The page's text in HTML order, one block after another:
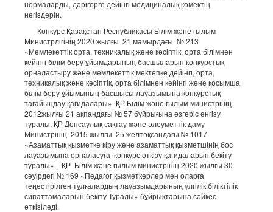
нормаларды, дәрігерге дейінгі медициналық көмектің
негіздерін.
Конкурс Қазақстан Республикасы Білім және ғылым
Министрлігінің 2020 жылғы 21 мамырдағы № 213
«Мемлекеттік орта, техникалық және кәсіптік, орта білімнен
кейінгі білім беру ұйымдарының басшыларын конкурстық
орналастыру және мемлекеттік мектепке дейінгі, орта,
техникалық және кәсіптік, орта білімнен кейінгі және қосымша
білім беру ұйымының басшысы лауазымына конкурстық
тағайындау қағидалары» ҚР Білім және ғылым министрінің
2012жылғы 21 ақпандағы № 57 бұйрығына өзгеріс енгізу
туралы, ҚР Денсаулық сақтау және әлеуметтік даму
Министрінің 2015 жылғы 25 желтоқсандағы № 1017
«Азаматтық қызметке кіру және азаматтық қызметшінің бос
лауазымына орналасуға конкурс өткізу қағидаларын бекіту
туралы», ҚР Білім және ғылым министрінің 2020 жылғы 30
сәуірдегі № 169 «Педагог қызметкерлер мен оларға
теңестірілген тұлғалардың лауазымдарының үлгілік біліктілік
сипаттамаларын бекіту Туралы» бұйрықтарына сәйкес
өткізіледі.